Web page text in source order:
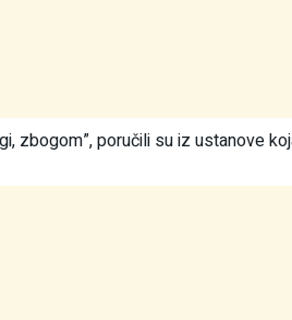
zbogom”, poručili su iz ustanove